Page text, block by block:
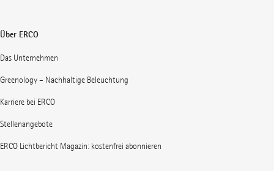
Über ERCO
Das Unternehmen
Greenology – Nachhaltige Beleuchtung
Karriere bei ERCO
Stellenangebote
ERCO Lichtbericht Magazin: kostenfrei abonnieren